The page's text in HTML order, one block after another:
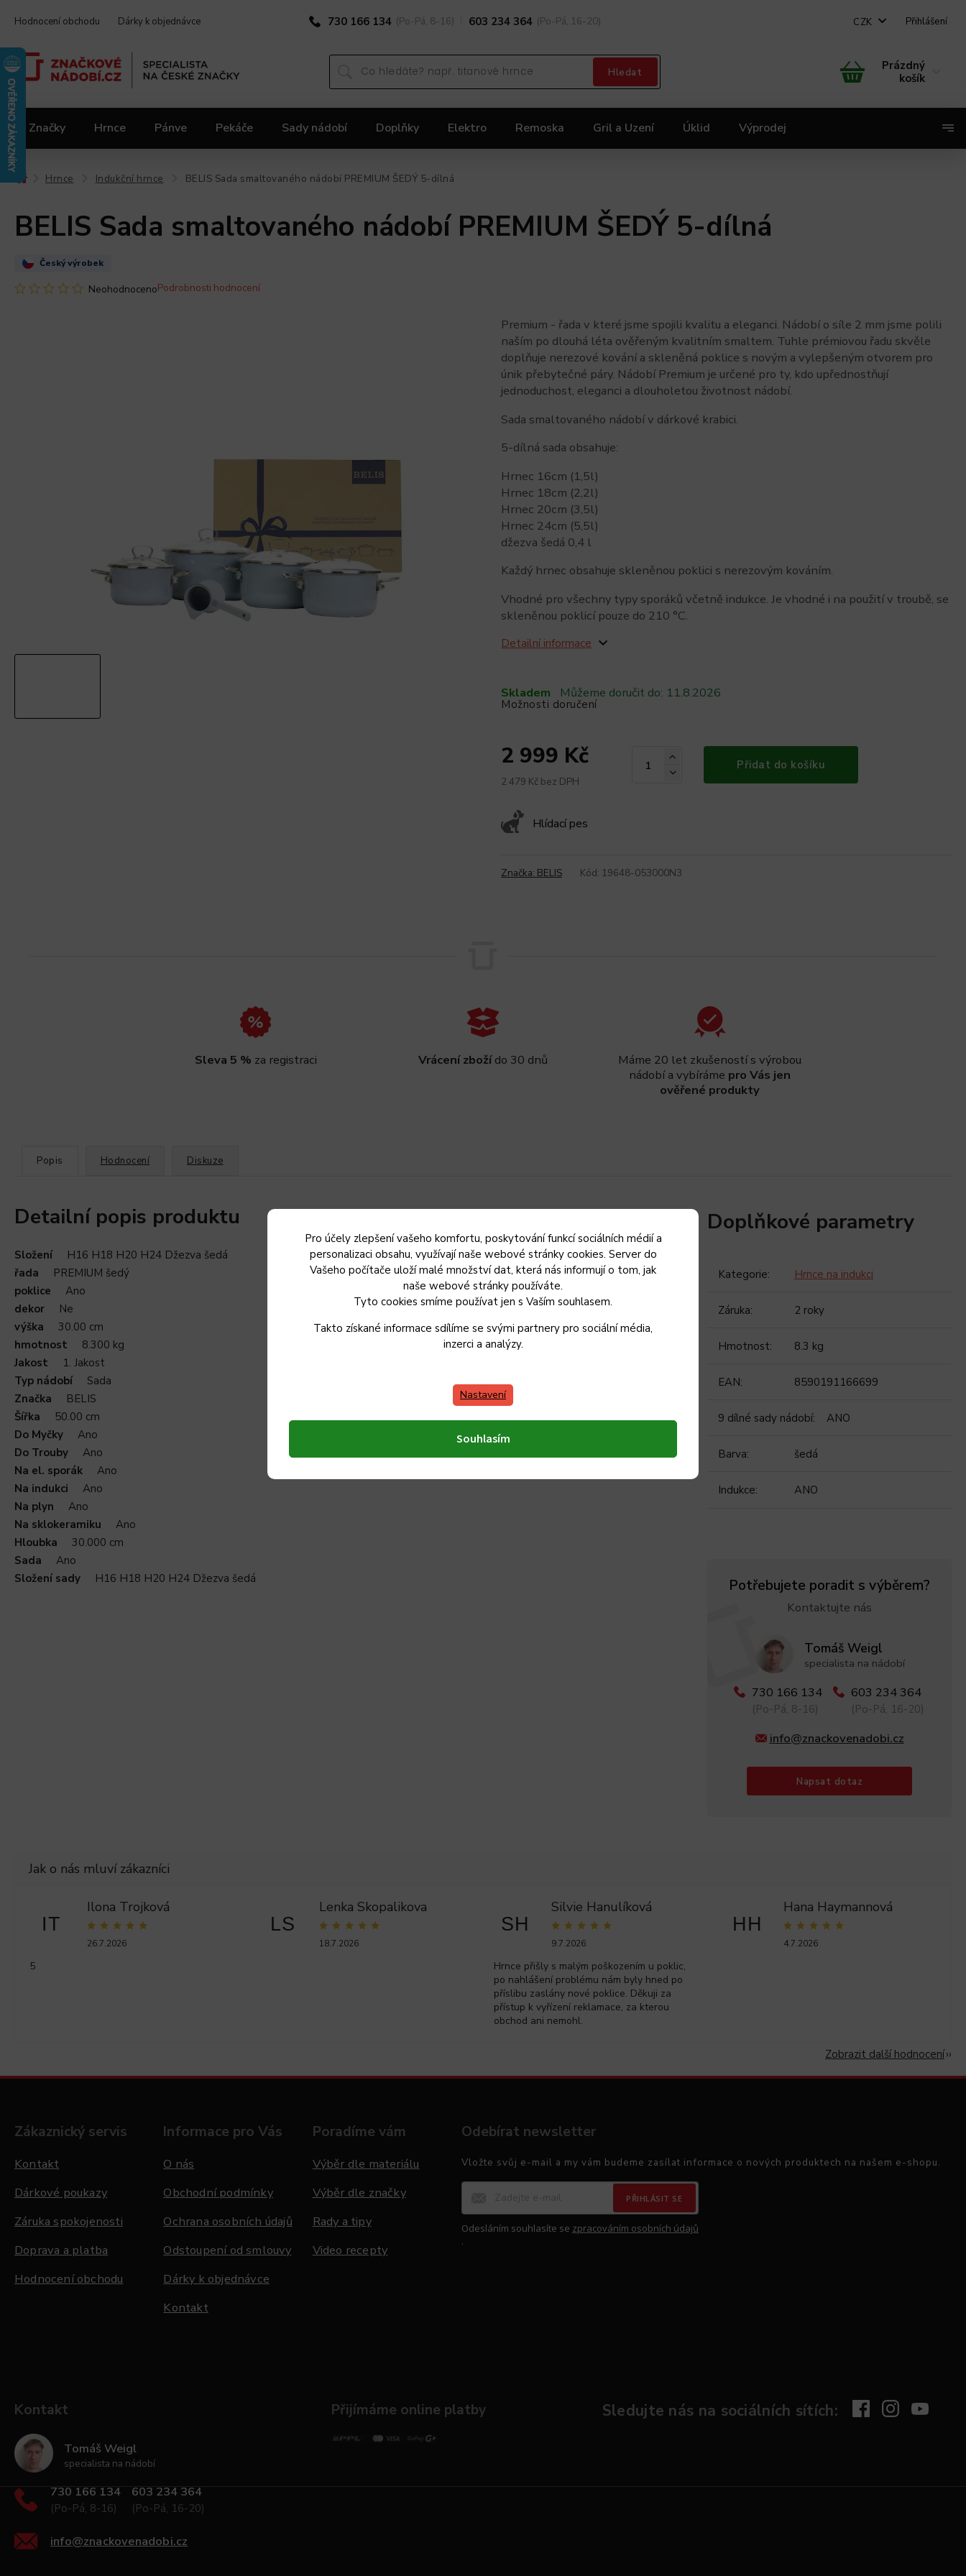
Pro účely zlepšení vašeho komfortu, poskytování funkcí sociálních médií a
personalizaci obsahu, využívají naše webové stránky cookies. Server do
Vašeho počítače uloží malé množství dat, která nás informují o tom, jak
naše webové stránky používáte.
Tyto cookies smíme používat jen s Vaším souhlasem.
Takto získané informace sdílíme se svými partnery pro sociální média,
inzerci a analýzy.
Nastavení
Souhlasím
730 166 134 (Po-Pá, 8-16) 603 234 364 (Po-Pá, 16-20)
Hodnocení obchodu Dárky k objednávce CZK Přihlášení
Hledat
Prázdný
košík
Značky Hrnce Pánve Pekáče Sady nádobí Doplňky Elektro Remoska Gril a Uzení Úklid Výprodej
Black Friday 2025
Hrnce Indukční hrnce BELIS Sada smaltovaného nádobí PREMIUM ŠEDÝ 5-dílná
BELIS Sada smaltovaného nádobí PREMIUM ŠEDÝ 5-dílná
Český výrobek
NeohodnocenoPodrobnosti hodnocení
Skladem Můžeme doručit do: 11.8.2026
Možnosti doručení
2 999 Kč
2 479 Kč bez DPH
Přidat do košíku
Hlídací pes
Premium - řada v které jsme spojili kvalitu a eleganci. Nádobí o síle 2 mm jsme polili
naším po dlouhá léta ověřeným kvalitním smaltem. Tuhle prémiovou řadu skvěle
doplňuje nerezové kování a skleněná poklice s novým a vylepšeným otvorem pro
únik přebytečné páry. Nádobí Premium je určené pro ty, kdo upřednostňují
jednoduchost, eleganci a dlouholetou životnost nádobí.
Sada smaltovaného nádobí v dárkové krabici.
5-dílná sada obsahuje:
Hrnec 16cm (1,5l)
Hrnec 18cm (2,2l)
Hrnec 20cm (3,5l)
Hrnec 24cm (5,5l)
džezva šedá 0,4 l
Každý hrnec obsahuje skleněnou poklici s nerezovým kováním.
Vhodné pro všechny typy sporáků včetně indukce. Je vhodné i na použití v troubě, se
skleněnou poklicí pouze do 210 °C.
Detailní informace
Značka: BELIS Kód: 19648-053000N3
Sleva 5 % za registraci Vrácení zbožído 30 dnů
Máme 20 let zkušeností s výrobou
nádobí a vybíráme pro Vás jen
ověřené produkty
Popis Hodnocení Diskuze
Detailní popis produktu
Složení
H16 H18 H20 H24 Džezva šedá
řada
PREMIUM šedý
poklice
Ano
dekor
Ne
výška
30.00 cm
hmotnost
8.300 kg
Jakost
1. Jakost
Typ nádobí
Sada
Značka
BELIS
Šířka
50.00 cm
Do Myčky
Ano
Do Trouby
Ano
Na el. sporák
Ano
Na indukci
Ano
Na plyn
Ano
Na sklokeramiku
Ano
Hloubka
30.000 cm
Sada
Ano
Složení sady
H16 H18 H20 H24 Džezva šedá
Doplňkové parametry
Kategorie: Hrnce na indukci
Záruka: 2 roky
Hmotnost: 8.3 kg
EAN: 8590191166699
9 dílné sady nádobí: ANO
Barva: šedá
Indukce: ANO
Potřebujete poradit s výběrem?
Kontaktujte nás
Tomáš Weigl
specialista na nádobí
730 166 134
(Po-Pá, 8-16)
603 234 364
(Po-Pá, 16-20)
info@znackovenadobi.cz
Napsat dotaz
IT
Ilona Trojková
26.7.2026
5
LS
Lenka Skopalikova
18.7.2026
SH
Silvie Hanulíková
9.7.2026
Hrnce přišly s malým poškozením u poklic,
po nahlášení problému nám byly hned po
příslibu zaslány nové poklice. Děkuji za
přístup k vyřízení reklamace, za kterou
obchod ani nemohl.
HH
Hana Haymannová
4.7.2026
Zobrazit další hodnocení
Zákaznický servis
Kontakt
Dárkové poukazy
Záruka spokojenosti
Doprava a platba
Hodnocení obchodu
Informace pro Vás
O nás
Obchodní podmínky
Ochrana osobních údajů
Odstoupení od smlouvy
Dárky k objednávce
Kontakt
Poradíme vám
Výběr dle materiálu
Výběr dle značky
Rady a tipy
Video recepty
Odebírat newsletter
Vložte svůj e-mail a my vám budeme zasílat informace o nových produktech na našem e-shopu.
PŘIHLÁSIT SE
Odesláním souhlasíte se zpracováním osobních údajů
.
Kontakt
Tomáš Weigl
specialista na nádobí
730 166 134
(Po-Pá, 8-16)
603 234 364
(Po-Pá, 16-20)
info@znackovenadobi.cz
Přijímáme online platby Sledujte nás na sociálních sítích: